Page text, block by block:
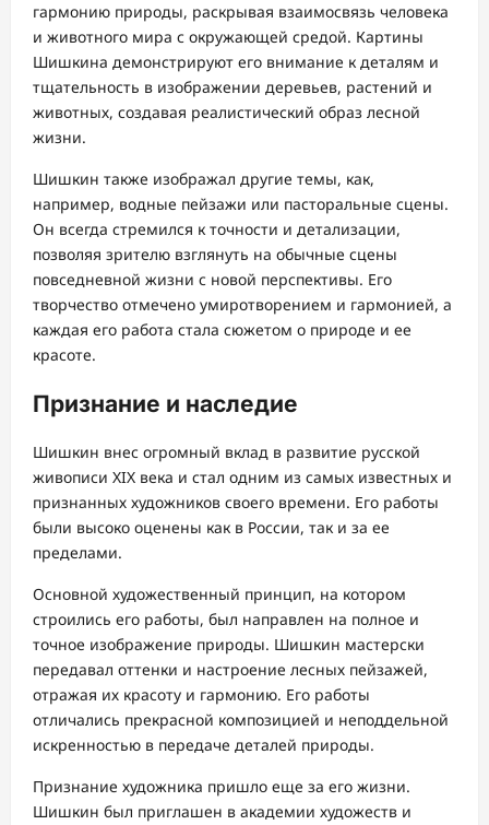
гармонию природы, раскрывая взаимосвязь человека
и животного мира с окружающей средой. Картины
Шишкина демонстрируют его внимание к деталям и
тщательность в изображении деревьев, растений и
животных, создавая реалистический образ лесной
жизни.
Шишкин также изображал другие темы, как,
например, водные пейзажи или пасторальные сцены.
Он всегда стремился к точности и детализации,
позволяя зрителю взглянуть на обычные сцены
повседневной жизни с новой перспективы. Его
творчество отмечено умиротворением и гармонией, а
каждая его работа стала сюжетом о природе и ее
красоте.
Признание и наследие
Шишкин внес огромный вклад в развитие русской
живописи XIX века и стал одним из самых известных и
признанных художников своего времени. Его работы
были высоко оценены как в России, так и за ее
пределами.
Основной художественный принцип, на котором
строились его работы, был направлен на полное и
точное изображение природы. Шишкин мастерски
передавал оттенки и настроение лесных пейзажей,
отражая их красоту и гармонию. Его работы
отличались прекрасной композицией и неподдельной
искренностью в передаче деталей природы.
Признание художника пришло еще за его жизни.
Шишкин был приглашен в академии художеств и